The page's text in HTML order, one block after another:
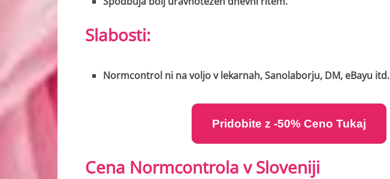
Slabosti:
Normcontrol ni na voljo v lekarnah, Sanolaborju, DM, eBayu itd.
Pridobite z -50% Ceno Tukaj
Cena Normcontrola v Sloveniji